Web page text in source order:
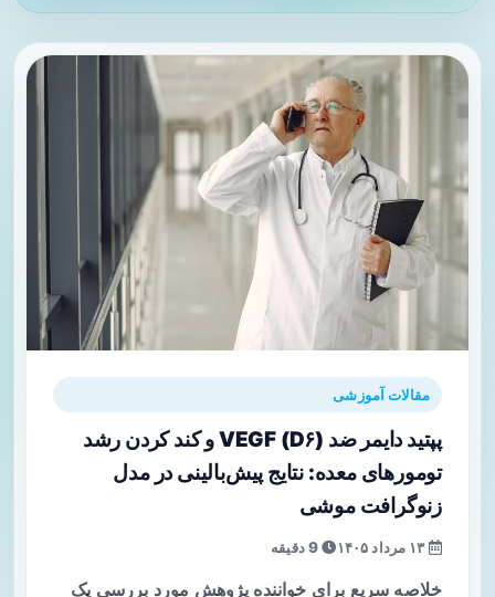
مقالات آموزشی
پپتید دایمر ضد VEGF (D۶) و کند کردن رشد
تومورهای معده: نتایج پیش‌بالینی در مدل
زنوگرافت موشی
9 دقیقه
خلاصه سریع برای خواننده پژوهش مورد بررسی یک